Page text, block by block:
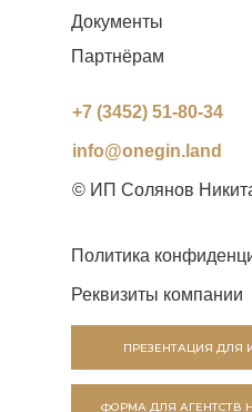
+7 (3452) 51-80-34
info@onegin.land
© ИП Солянов
Документы
Партнёрам
Политика
Реквизиты компании
ФОРМА ДЛЯ АГЕНТСТВ
ПРЕЗЕНТАЦИЯ ДЛЯ